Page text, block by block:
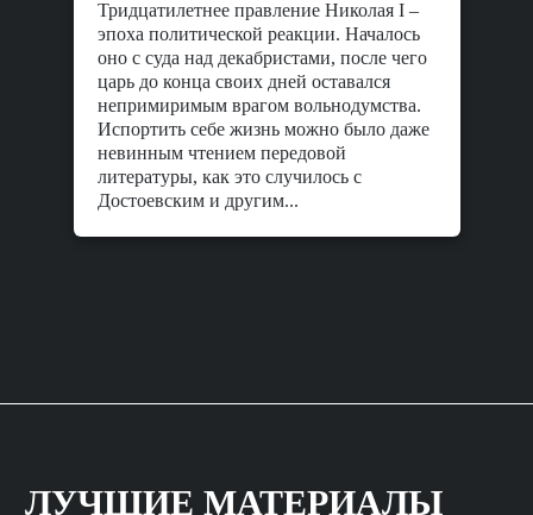
Тридцатилетнее правление Николая I –
эпоха политической реакции. Началось
оно с суда над декабристами, после чего
царь до конца своих дней оставался
непримиримым врагом вольнодумства.
Испортить себе жизнь можно было даже
невинным чтением передовой
литературы, как это случилось с
Достоевским и другим...
ЛУЧШИЕ МАТЕРИАЛЫ